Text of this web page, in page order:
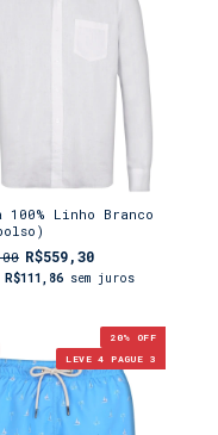
100% Linho Branco
R$559,30
R$111,86 sem juros
20% OFF
LEVE 4 PAGUE 3